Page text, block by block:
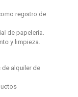
registro de
de papelería.
y limpieza.
alquiler de